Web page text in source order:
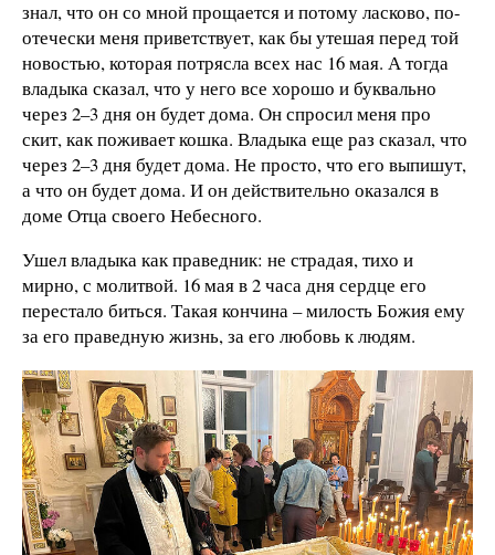
знал, что он со мной прощается и потому ласково, по-
отечески меня приветствует, как бы утешая перед той
новостью, которая потрясла всех нас 16 мая. А тогда
владыка сказал, что у него все хорошо и буквально
через 2–3 дня он будет дома. Он спросил меня про
скит, как поживает кошка. Владыка еще раз сказал, что
через 2–3 дня будет дома. Не просто, что его выпишут,
а что он будет дома. И он действительно оказался в
доме Отца своего Небесного.
Ушел владыка как праведник: не страдая, тихо и
мирно, с молитвой. 16 мая в 2 часа дня сердце его
перестало биться. Такая кончина – милость Божия ему
за его праведную жизнь, за его любовь к людям.